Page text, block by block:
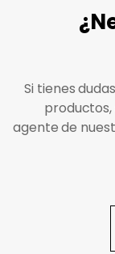
Si tienes
agente de